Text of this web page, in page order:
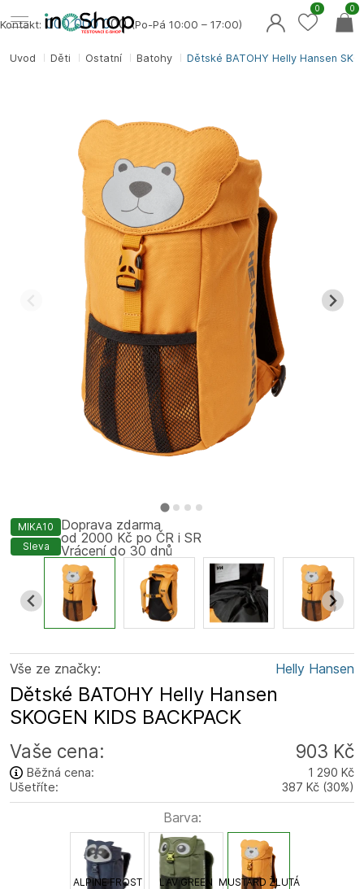
Úvod Děti Ostatní Batohy Dětské BATOHY Helly Hansen
MIKA10
Sleva
Vše ze značky: Helly Hansen
Dětské BATOHY Helly Hansen
SKOGEN KIDS BACKPACK
Vaše cena: 903 Kč
Běžná cena:
1 290 Kč
Ušetříte:
387 Kč (30%)
Barva:
ALPINE FROST LAV GREEN MUSTARD ŽLUTÁ
Doprava zdarma
od 2000 Kč po ČR i SR
Vrácení do 30 dnů
Kontakt: 000 000 000(Po-Pá 10:00 – 17:00)
0
0